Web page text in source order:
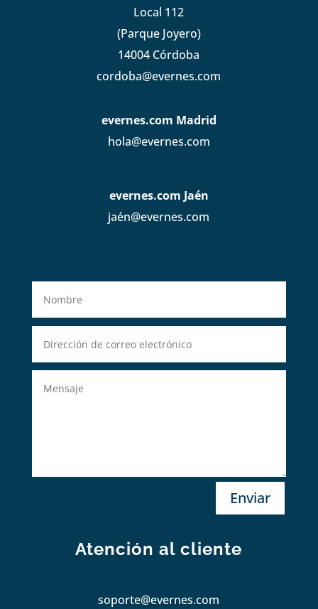
Local 112
(Parque Joyero)
14004 Córdoba
cordoba@evernes.com
evernes.com Madrid
hola@evernes.com
evernes.com Jaén
jaén@evernes.com
Enviar
Atención al cliente
soporte@evernes.com